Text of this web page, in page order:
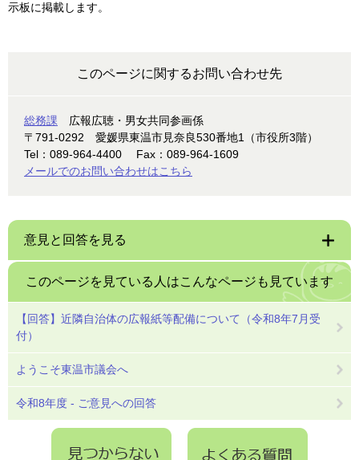
示板に掲載します。
このページに関するお問い合わせ先
総務課
広報広聴・男女共同参画係
〒791-0292
愛媛県東温市見奈良530番地1（市役所3階）
Tel：089-964-4400
Fax：089-964-1609
メールでのお問い合わせはこちら
意見と回答を見る
このページを見ている人はこんなページも見ています
【回答】近隣自治体の広報紙等配備について（令和8年7月受
付）
ようこそ東温市議会へ
令和8年度 - ご意見への回答